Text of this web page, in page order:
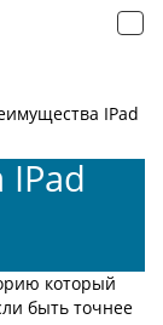
IPad
который
быть точнее